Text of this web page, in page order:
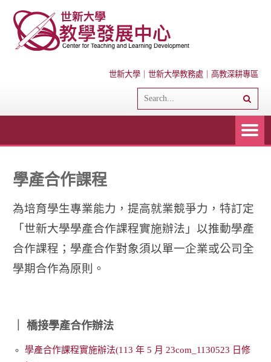
世新大學｜ 世新大學教務處｜ 高教深耕專區
學產合作課程
為培育學生專業能力，提高就業競爭力，特訂定
「世新大學學產合作課程實施辦法」以推動學產
合作課程；學產合作對象須以單一企業或公司全
學期合作為原則。
｜ 橋接學產合作辦法
學產合作課程實施辦法(113 年 5 月 23com_1130523 日修